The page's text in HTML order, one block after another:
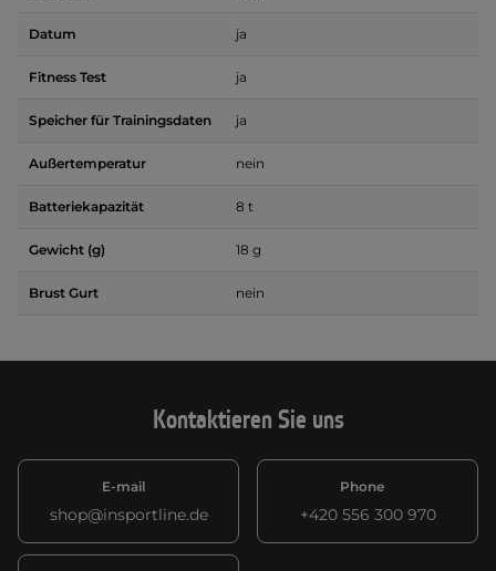
Datum ja
Fitness Test ja
Speicher für Trainingsdaten ja
Außertemperatur nein
Batteriekapazität 8 t
Gewicht (g) 18 g
Brust Gurt nein
Kontaktieren Sie uns
E-mail
shop@insportline.de
Phone
+420 556 300 970